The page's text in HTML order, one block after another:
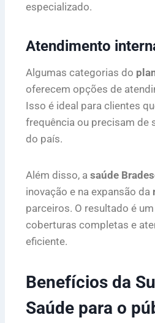
especializado.
Atendimento
Algumas categorias do
oferecem opções de
Isso é ideal para clientes
frequência ou precisam de
do país.
Além disso, a saúde
inovação e na expansão da
parceiros. O resultado é um
coberturas completas e
eficiente.
Benefícios da
Saúde para o